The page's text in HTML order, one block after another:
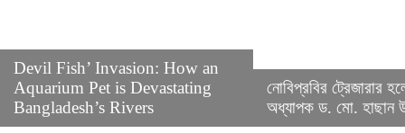
Devil Fish’ Invasion: How an
Aquarium Pet is Devastating
Bangladesh’s Rivers
নোবিপ্রবির ট্রেজারার
অধ্যাপক ড. মো. হাছান